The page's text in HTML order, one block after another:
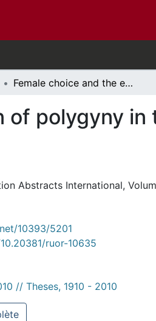
Female choice and the evolution of polygyny in the marsh wren (Cistothorus palustris).
of polygyny in
Abstracts International,
10393/5201
ruor-10635
// Theses, 1910 - 2010